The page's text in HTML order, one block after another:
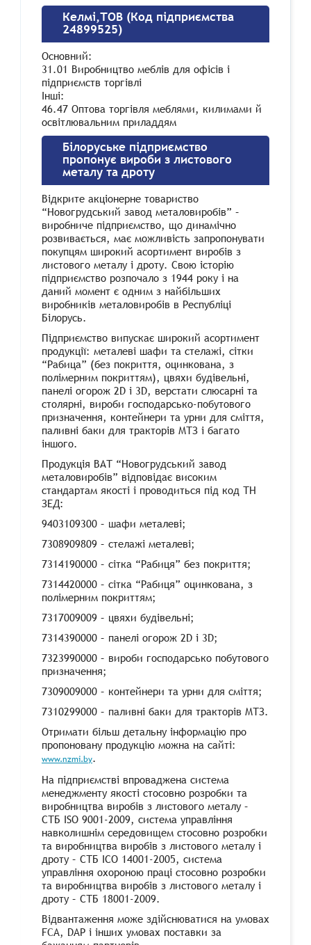
Келмі,ТОВ (Код підприємства
24899525)
Основний:
31.01 Виробництво меблів для офісів і
підприємств торгівлі
Інші:
46.47 Оптова торгівля меблями, килимами й
освітлювальним приладдям
Білоруське підприємство
пропонує вироби з листового
металу та дроту
Відкрите акціонерне товариство
“Новогрудський завод металовиробів” –
виробниче підприємство, що динамічно
розвивається, має можливість запропонувати
покупцям широкий асортимент виробів з
листового металу і дроту. Свою історію
підприємство розпочало з 1944 року і на
даний момент є одним з найбільших
виробників металовиробів в Республіці
Білорусь.
Підприємство випускає широкий асортимент
продукції: металеві шафи та стелажі, сітки
“Рабица” (без покриття, оцинкована, з
полімерним покриттям), цвяхи будівельні,
панелі огорож 2D і 3D, верстати слюсарні та
столярні, вироби господарсько-побутового
призначення, контейнери та урни для сміття,
паливні баки для тракторів МТЗ і багато
іншого.
Продукція ВАТ “Новогрудський завод
металовиробів” відповідає високим
стандартам якості і проводиться під код ТН
ЗЕД:
9403109300 – шафи металеві;
7308909809 – стелажі металеві;
7314190000 – сітка “Рабиця” без покриття;
7314420000 – сітка “Рабиця” оцинкована, з
полімерним покриттям;
7317009009 – цвяхи будівельні;
7314390000 – панелі огорож 2D і 3D;
7323990000 – вироби господарсько побутового
призначення;
7309009000 – контейнери та урни для сміття;
7310299000 – паливні баки для тракторів МТЗ.
Отримати більш детальну інформацію про
пропоновану продукцію можна на сайті:
www.nzmi.by.
На підприємстві впроваджена система
менеджменту якості стосовно розробки та
виробництва виробів з листового металу –
СТБ ISO 9001-2009, система управління
навколишнім середовищем стосовно розробки
та виробництва виробів з листового металу і
дроту – СТБ ІСО 14001-2005, система
управління охороною праці стосовно розробки
та виробництва виробів з листового металу і
дроту – СТБ 18001-2009.
Відвантаження може здійснюватися на умовах
FCA, DAP і інших умовах поставки за